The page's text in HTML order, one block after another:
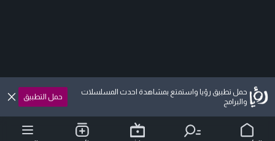
حمل تطبيق رؤيا واستمتع بمشاهدة احدث المسلسلات
والبرامج
حمل التطبيق